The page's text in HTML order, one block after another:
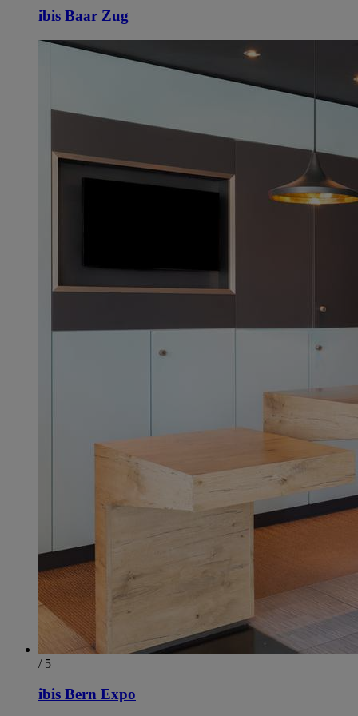
ibis Baar Zug
/ 5
ibis Bern Expo